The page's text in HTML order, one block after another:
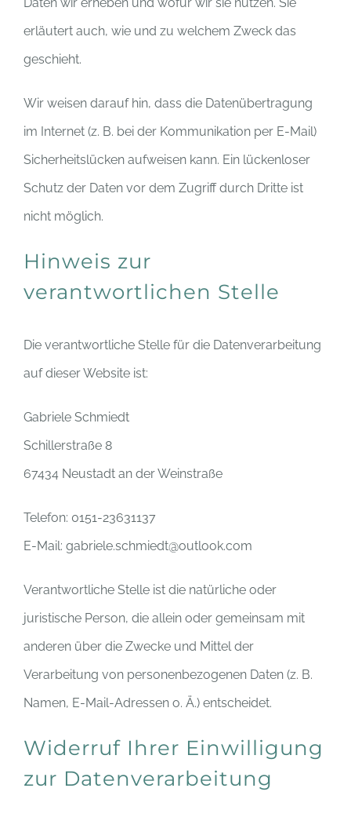
erläutert auch, wie und zu welchem Zweck das
geschieht.
Wir weisen darauf hin, dass die Datenübertragung
im Internet (z. B. bei der Kommunikation per E-Mail)
Sicherheitslücken aufweisen kann. Ein lückenloser
Schutz der Daten vor dem Zugriff durch Dritte ist
nicht möglich.
Hinweis zur
verantwortlichen Stelle
Die verantwortliche Stelle für die Datenverarbeitung
auf dieser Website ist:
Gabriele Schmiedt
Schillerstraße 8
67434 Neustadt an der Weinstraße
Telefon: 0151-23631137
E-Mail: gabriele.schmiedt@outlook.com
Verantwortliche Stelle ist die natürliche oder
juristische Person, die allein oder gemeinsam mit
anderen über die Zwecke und Mittel der
Verarbeitung von personenbezogenen Daten (z. B.
Namen, E-Mail-Adressen o. Ä.) entscheidet.
Widerruf Ihrer Einwilligung
zur Datenverarbeitung